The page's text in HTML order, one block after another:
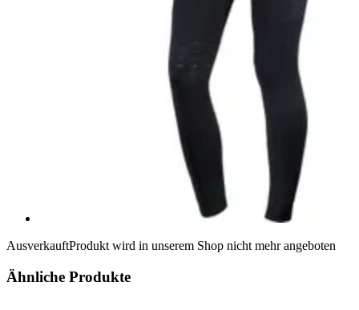
AusverkauftProdukt wird in unserem Shop nicht mehr angeboten
Ähnliche Produkte